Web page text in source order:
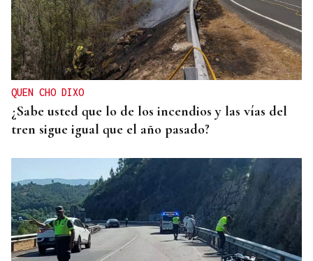
QUEN CHO DIXO
¿Sabe usted que lo de los incendios y las vías del
tren sigue igual que el año pasado?